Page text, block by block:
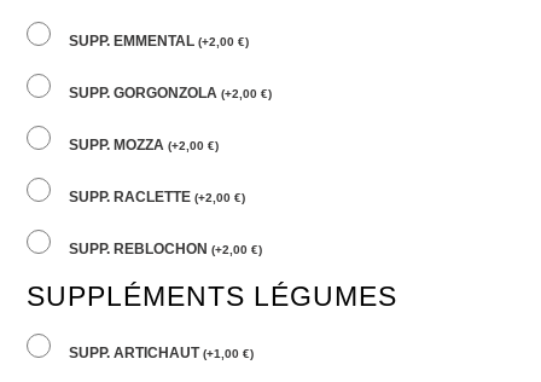
SUPP. EMMENTAL(+2,00€)
SUPP. GORGONZOLA(+2,00€)
SUPP. MOZZA(+2,00€)
SUPP. RACLETTE(+2,00€)
SUPP. REBLOCHON(+2,00€)
SUPPLÉMENTS LÉGUMES
SUPP. ARTICHAUT(+1,00€)